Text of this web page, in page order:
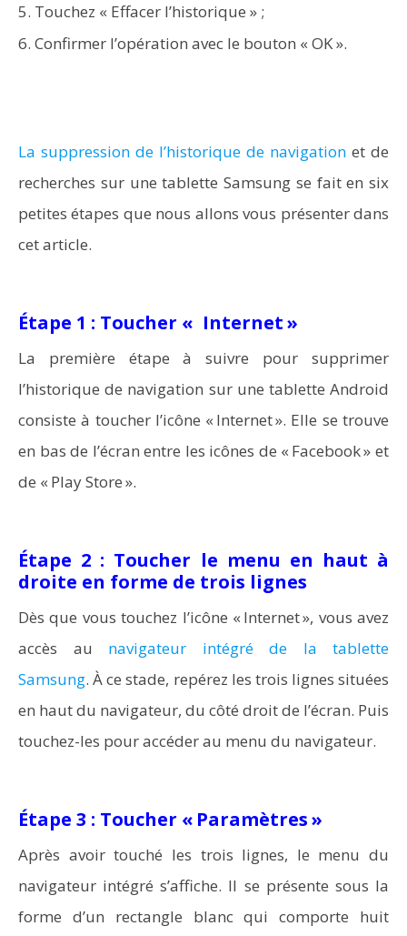
Touchez « Effacer l’historique » ;
Confirmer l’opération avec le bouton « OK ».
La suppression de l’historique de navigation et de
recherches sur une tablette Samsung se fait en six
petites étapes que nous allons vous présenter dans
cet article.
Étape 1 : Toucher « Internet »
La première étape à suivre pour supprimer
l’historique de navigation sur une tablette Android
consiste à toucher l’icône « Internet ». Elle se trouve
en bas de l’écran entre les icônes de « Facebook » et
de « Play Store ».
Étape 2 : Toucher le menu en haut à
droite en forme de trois lignes
Dès que vous touchez l’icône « Internet », vous avez
accès au navigateur intégré de la tablette
Samsung. À ce stade, repérez les trois lignes situées
en haut du navigateur, du côté droit de l’écran. Puis
touchez-les pour accéder au menu du navigateur.
Étape 3 : Toucher « Paramètres »
Après avoir touché les trois lignes, le menu du
navigateur intégré s’affiche. Il se présente sous la
forme d’un rectangle blanc qui comporte huit